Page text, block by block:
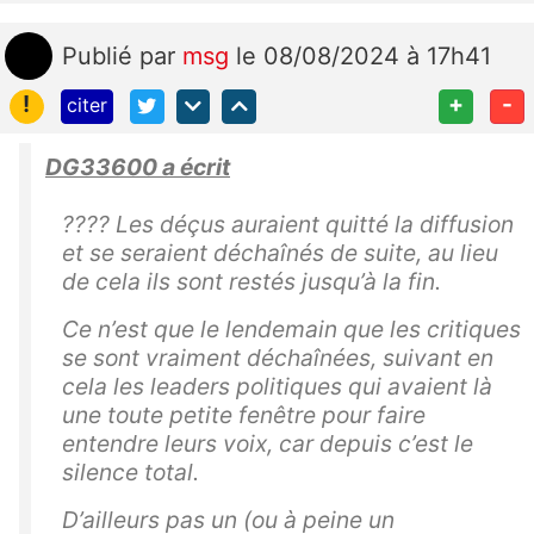
Publié par msg le 08/08/2024 à 17h41
!
citer + -
DG33600 a écrit
???? Les déçus auraient quitté la diffusion
et se seraient déchaînés de suite, au lieu
de cela ils sont restés jusqu’à la fin.
Ce n’est que le lendemain que les critiques
se sont vraiment déchaînées, suivant en
cela les leaders politiques qui avaient là
une toute petite fenêtre pour faire
entendre leurs voix, car depuis c’est le
silence total.
D’ailleurs pas un (ou à peine un